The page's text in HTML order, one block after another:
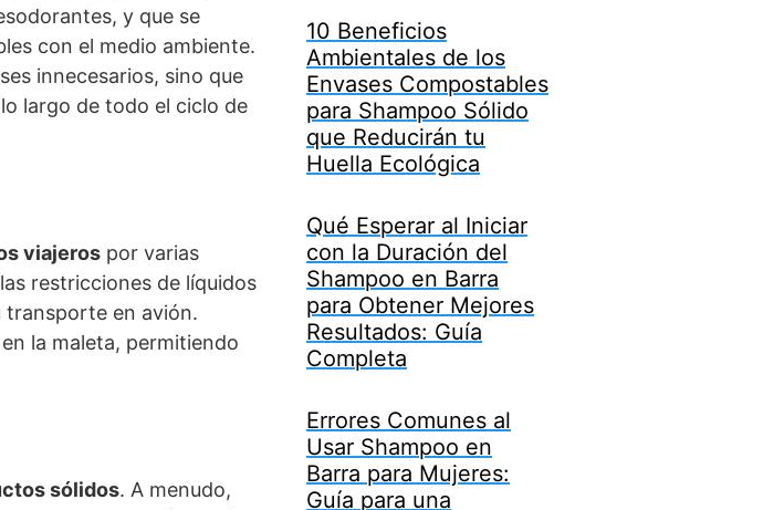
y que se
con el medio ambiente.
innecesarios, sino que
largo de todo el ciclo de
viajeros por varias
restricciones de líquidos
transporte en avión.
la maleta, permitiendo
sólidos. A menudo,
10 Beneficios
Ambientales de los
Envases Compostables
para Shampoo Sólido
que Reducirán tu
Huella Ecológica
Qué Esperar al Iniciar
con la Duración del
Shampoo en Barra
para Obtener Mejores
Resultados: Guía
Completa
Errores Comunes al
Usar Shampoo en
Barra para Mujeres:
Guía para una